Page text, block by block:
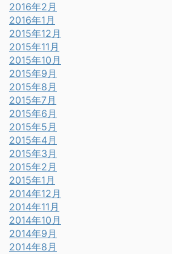
2016年2月
2016年1月
2015年12月
2015年11月
2015年10月
2015年9月
2015年8月
2015年7月
2015年6月
2015年5月
2015年4月
2015年3月
2015年2月
2015年1月
2014年12月
2014年11月
2014年10月
2014年9月
2014年8月